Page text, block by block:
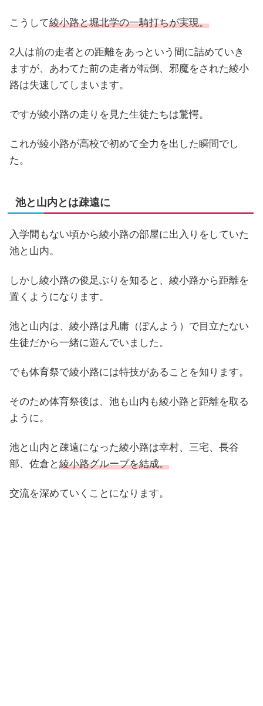
こうして綾小路と堀北学の一騎打ちが実現。
2人は前の走者との距離をあっという間に詰めていき
ますが、あわてた前の走者が転倒、邪魔をされた綾小
路は失速してしまいます。
ですが綾小路の走りを見た生徒たちは驚愕。
これが綾小路が高校で初めて全力を出した瞬間でし
た。
池と山内とは疎遠に
入学間もない頃から綾小路の部屋に出入りをしていた
池と山内。
しかし綾小路の俊足ぶりを知ると、綾小路から距離を
置くようになります。
池と山内は、綾小路は凡庸（ぼんよう）で目立たない
生徒だから一緒に遊んでいました。
でも体育祭で綾小路には特技があることを知ります。
そのため体育祭後は、池も山内も綾小路と距離を取る
ように。
池と山内と疎遠になった綾小路は幸村、三宅、長谷
部、佐倉と綾小路グループを結成。
交流を深めていくことになります。